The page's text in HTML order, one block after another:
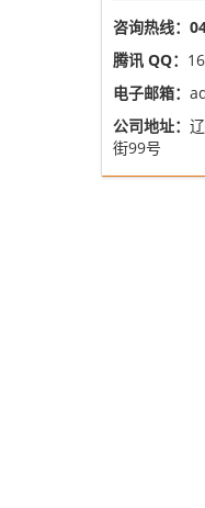
咨询热线：
腾讯 QQ：
电子邮箱：
公司地址：
街99号